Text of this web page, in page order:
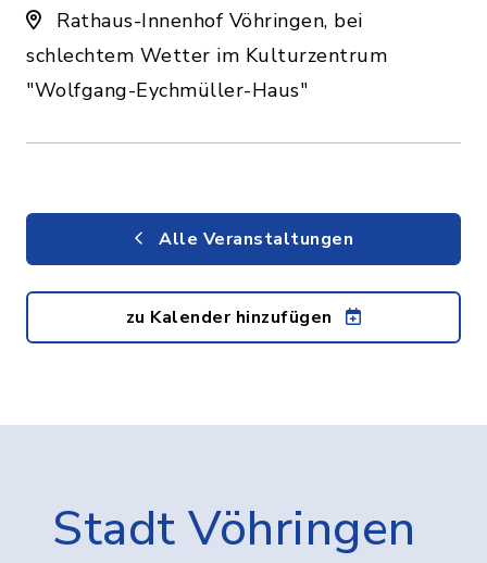
Rathaus-Innenhof Vöhringen, bei
schlechtem Wetter im Kulturzentrum
"Wolfgang-Eychmüller-Haus"
Alle Veranstaltungen
zu Kalender hinzufügen
Stadt Vöhringen